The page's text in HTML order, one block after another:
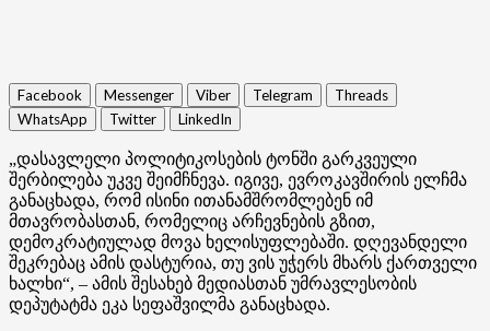
Facebook Messenger Viber Telegram
Threads
WhatsApp
Twitter LinkedIn
„დასავლელი პოლიტიკოსების ტონში გარკვეული
შერბილება უკვე შეიმჩნევა. იგივე, ევროკავშირის ელჩმა
განაცხადა, რომ ისინი ითანამშრომლებენ იმ
მთავრობასთან, რომელიც არჩევნების გზით,
დემოკრატიულად მოვა ხელისუფლებაში. დღევანდელი
შეკრებაც ამის დასტურია, თუ ვის უჭერს მხარს ქართველი
ხალხი“, – ამის შესახებ მედიასთან უმრავლესობის
დეპუტატმა ეკა სეფაშვილმა განაცხადა.